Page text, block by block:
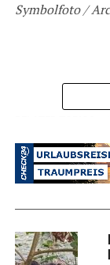
Symbolfoto /
UP NEXT
Feuerwehr übt
Einbrecher